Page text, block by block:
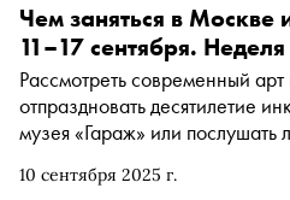
10 сентября 2025 г.
Чем заняться в Москве
11–17 сентября.
Рассмотреть современный
отпраздновать десятилетие
музея «Гараж» или послушать
и куда сходить на ближайшей